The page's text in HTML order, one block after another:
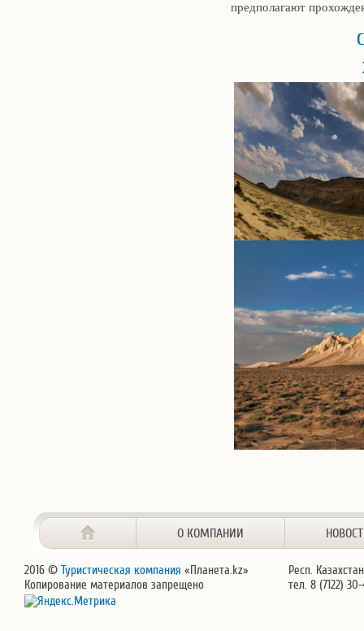
предполагают
О КОМПАНИИ
2016 © Туристическая компания «Планета.kz»
Копирование материалов запрещено
Респ.
тел. 8 (7122)